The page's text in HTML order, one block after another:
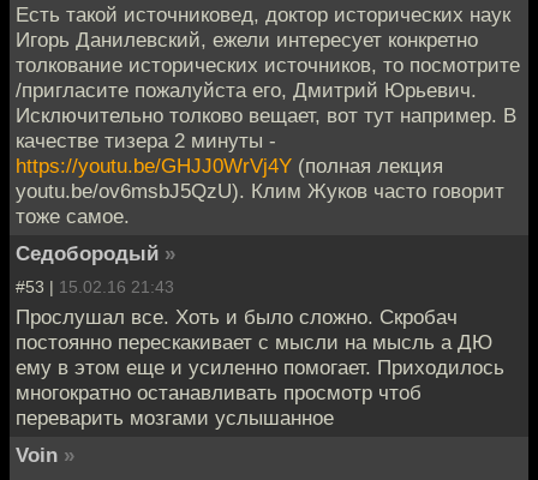
Есть такой источниковед, доктор исторических наук
Игорь Данилевский, ежели интересует конкретно
толкование исторических источников, то посмотрите
/пригласите пожалуйста его, Дмитрий Юрьевич.
Исключительно толково вещает, вот тут например. В
качестве тизера 2 минуты -
https://youtu.be/GHJJ0WrVj4Y (полная лекция
youtu.be/ov6msbJ5QzU). Клим Жуков часто говорит
тоже самое.
Седобородый »
#53 | 15.02.16 21:43
Прослушал все. Хоть и было сложно. Скробач
постоянно перескакивает с мысли на мысль а ДЮ
ему в этом еще и усиленно помогает. Приходилось
многократно останавливать просмотр чтоб
переварить мозгами услышанное
Voin »